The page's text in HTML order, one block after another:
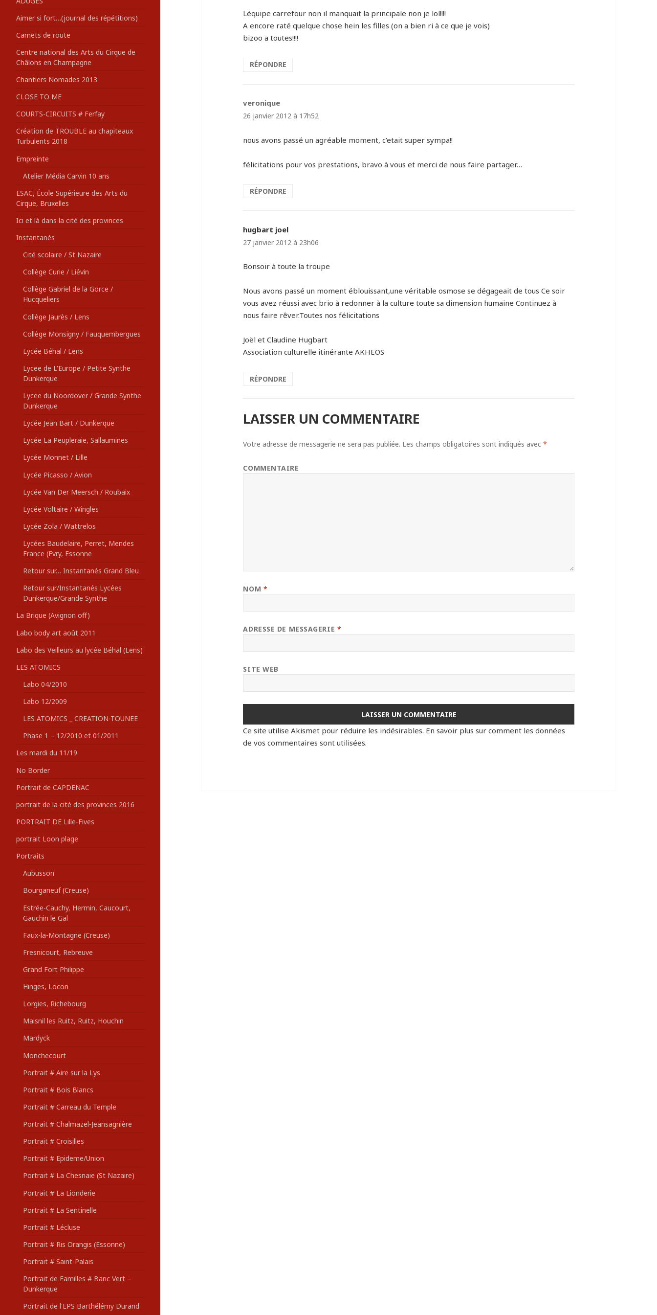
:Aimer si fort…(journal des répétitions)
Carnets de route
Centre national des Arts du Cirque de
Châlons en Champagne
Chantiers Nomades 2013
CLOSE TO ME
COURTS-CIRCUITS # Ferfay
Création de TROUBLE au chapiteaux
Turbulents 2018
Empreinte
Atelier Média Carvin 10 ans
ESAC, École Supérieure des Arts du
Cirque, Bruxelles
Ici et là dans la cité des provinces
Instantanés
Cité scolaire / St Nazaire
Collège Curie / Liévin
Collège Gabriel de la Gorce /
Hucqueliers
Collège Jaurès / Lens
Collège Monsigny / Fauquembergues
Lycée Béhal / Lens
Lycee de L'Europe / Petite Synthe
Dunkerque
Lycee du Noordover / Grande Synthe
Dunkerque
Lycée Jean Bart / Dunkerque
Lycée La Peupleraie, Sallaumines
Lycée Monnet / Lille
Lycée Picasso / Avion
Lycée Van Der Meersch / Roubaix
Lycée Voltaire / Wingles
Lycée Zola / Wattrelos
Lycées Baudelaire, Perret, Mendes
France (Evry, Essonne
Retour sur… Instantanés Grand Bleu
Retour sur/Instantanés Lycées
Dunkerque/Grande Synthe
La Brique (Avignon off)
Labo body art août 2011
Labo des Veilleurs au lycée Béhal (Lens)
LES ATOMICS
Labo 04/2010
Labo 12/2009
LES ATOMICS _ CREATION-TOUNEE
Phase 1 – 12/2010 et 01/2011
Les mardi du 11/19
No Border
Portrait de CAPDENAC
portrait de la cité des provinces 2016
PORTRAIT DE Lille-Fives
portrait Loon plage
Portraits
Aubusson
Bourganeuf (Creuse)
Estrée-Cauchy, Hermin, Caucourt,
Gauchin le Gal
Faux-la-Montagne (Creuse)
Fresnicourt, Rebreuve
Grand Fort Philippe
Hinges, Locon
Lorgies, Richebourg
Maisnil les Ruitz, Ruitz, Houchin
Mardyck
Monchecourt
Portrait # Aire sur la Lys
Portrait # Bois Blancs
Portrait # Carreau du Temple
Portrait # Chalmazel-Jeansagnière
Portrait # Croisilles
Portrait # Epideme/Union
Portrait # La Chesnaie (St Nazaire)
Portrait # La Lionderie
Portrait # La Sentinelle
Portrait # Lécluse
Portrait # Ris Orangis (Essonne)
Portrait # Saint-Palais
Portrait de Familles # Banc Vert –
Dunkerque
Portrait de l'EPS Barthélémy Durand
Léquipe carrefour non il manquait la principale non je lol!!!!
A encore raté quelque chose hein les filles (on a bien ri à ce que je vois)
bizoo a toutes!!!!
RÉPONDRE
veronique
26 janvier 2012 à 17h52
nous avons passé un agréable moment, c’etait super sympa!!
félicitations pour vos prestations, bravo à vous et merci de nous faire partager…
RÉPONDRE
hugbart joel
27 janvier 2012 à 23h06
Bonsoir à toute la troupe
Nous avons passé un moment éblouissant,une véritable osmose se dégageait de tous Ce soir
vous avez réussi avec brio à redonner à la culture toute sa dimension humaine Continuez à
nous faire rêver.Toutes nos félicitations
Joël et Claudine Hugbart
Association culturelle itinérante AKHEOS
RÉPONDRE
LAISSER UN COMMENTAIRE
Votre adresse de messagerie ne sera pas publiée. Les champs obligatoires sont indiqués avec*
COMMENTAIRE
NOM *
ADRESSE DE MESSAGERIE *
SITE WEB
Ce site utilise Akismet pour réduire les indésirables. En savoir plus sur comment les données
de vos commentaires sont utilisées.